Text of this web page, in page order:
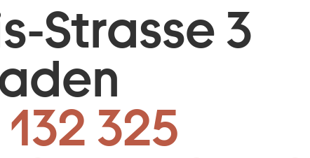
Strasse 3
325